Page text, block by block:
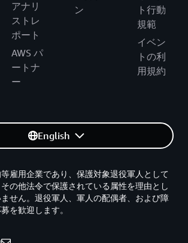
アナリ
ストレ
ポート
AWS パ
ートナ
ー
ン
ト行動
規範
イベン
トの利
用規約
English
雇用企業であり、保護対象退役軍人として
の他法令で保護されている属性を理由とし
せん。退役軍人、軍人の配偶者、および障
を歓迎します。